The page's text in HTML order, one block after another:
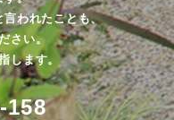
言われたことも、
さい。
します。
158